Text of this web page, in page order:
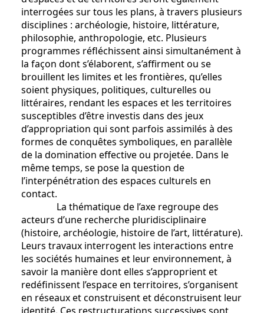
interrogées sur tous les plans, à travers plusieurs
disciplines : archéologie, histoire, littérature,
philosophie, anthropologie, etc. Plusieurs
programmes réfléchissent ainsi simultanément à
la façon dont s’élaborent, s’affirment ou se
brouillent les limites et les frontières, qu’elles
soient physiques, politiques, culturelles ou
littéraires, rendant les espaces et les territoires
susceptibles d’être investis dans des jeux
d’appropriation qui sont parfois assimilés à des
formes de conquêtes symboliques, en parallèle
de la domination effective ou projetée. Dans le
même temps, se pose la question de
l’interpénétration des espaces culturels en
contact.
La thématique de l’axe regroupe des
acteurs d’une recherche pluridisciplinaire
(histoire, archéologie, histoire de l’art, littérature).
Leurs travaux interrogent les interactions entre
les sociétés humaines et leur environnement, à
savoir la manière dont elles s’approprient et
redéfinissent l’espace en territoires, s’organisent
en réseaux et construisent et déconstruisent leur